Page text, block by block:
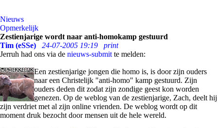
Nieuws
Opmerkelijk
Zestienjarige wordt naar anti-homokamp gestuurd
Tim (eSSe)
24-07-2005 19:19
print
Jerruh had ons via de nieuws-submit te melden:
Een zestienjarige jongen die homo is, is door zijn ouders
naar een Christelijk "anti-homo" kamp gestuurd. Zijn
ouders deden dit zodat zijn zondige geest kon worden
genezen. Op de weblog van de zestienjarige, Zach, deelt hij
zijn verdriet met al zijn online vrienden. De weblog wordt op dit
moment druk bezocht door mensen uit de hele wereld.